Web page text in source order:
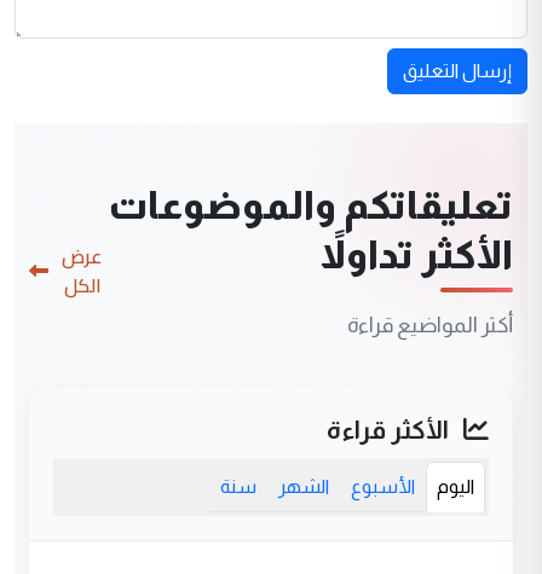
إرسال التعليق
تعليقاتكم والموضوعات
الأكثر تداولاً
أكثر المواضيع قراءة
عرض
الكل
الأكثر قراءة
اليوم الأسبوع الشهر سنة